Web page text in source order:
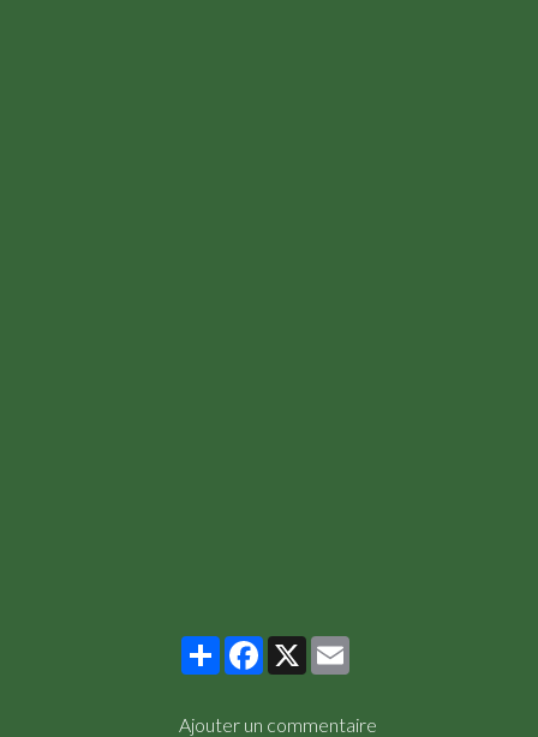
PartagerFacebook
X
Ajouter un commentaire